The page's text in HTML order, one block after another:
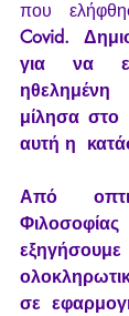
Covid.
για να
ηθελημένη
μίλησα στο
αυτή η
Από
εξηγήσουμε
σε